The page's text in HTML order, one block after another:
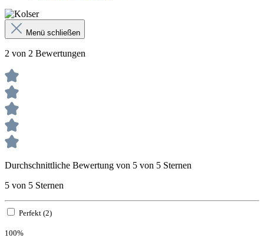
Menü schließen
2 von 2 Bewertungen
Durchschnittliche Bewertung von 5 von 5 Sternen
5 von 5 Sternen
Perfekt (2)
100%